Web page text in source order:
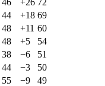
44 +18 69
48 +11 60
48 +5
54
38 −6
51
44 −3
50
55 −9
49